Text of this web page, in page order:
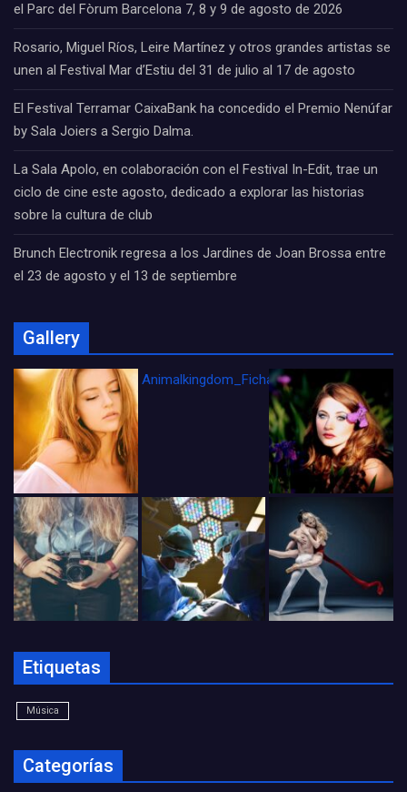
el Parc del Fòrum Barcelona 7, 8 y 9 de agosto de 2026
Rosario, Miguel Ríos, Leire Martínez y otros grandes artistas se
unen al Festival Mar d’Estiu del 31 de julio al 17 de agosto
El Festival Terramar CaixaBank ha concedido el Premio Nenúfar
by Sala Joiers a Sergio Dalma.
La Sala Apolo, en colaboración con el Festival In-Edit, trae un
ciclo de cine este agosto, dedicado a explorar las historias
sobre la cultura de club
Brunch Electronik regresa a los Jardines de Joan Brossa entre
el 23 de agosto y el 13 de septiembre
Gallery
Animalkingdom_FichaCine
Etiquetas
Música
Categorías